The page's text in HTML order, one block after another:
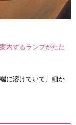
内するランプがたた
に溶けていて、細か